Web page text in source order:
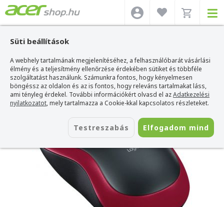
Süti beállítások
A webhely tartalmának megjelenítéséhez, a felhasználóbarát vásárlási
élmény és a teljesítmény ellenőrzése érdekében sütiket és többféle
szolgáltatást használunk. Számunkra fontos, hogy kényelmesen
böngéssz az oldalon és az is fontos, hogy releváns tartalmakat láss,
ami tényleg érdekel. További információkért olvasd el azAdatkezelési
nyilatkozatot, mely tartalmazza a Cookie-kkal kapcsolatos részleteket.
Testreszabás Elfogadom mind
Acer webshop>Kiegészítők>Egerek >Logitech Egerek >Logitech Wireless
Mouse M185 - Piros
Logitech Wireless Mouse M185 - Piros
Azonosító:910-002240